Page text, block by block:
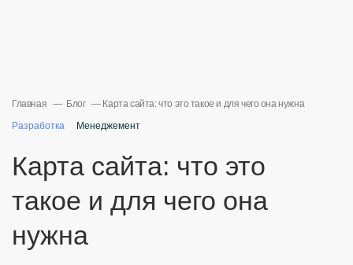
Главная Блог
Карта сайта: что это такое и для чего она нужна
Разработка
Менеджемент
Карта сайта: что это
такое и для чего она
нужна